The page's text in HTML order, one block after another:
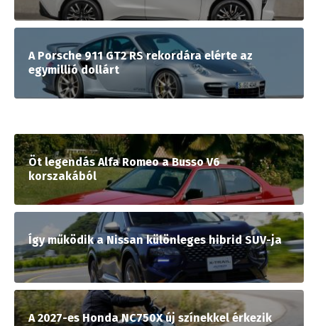
A Porsche 911 GT2 RS rekordára elérte az
egymillió dollárt
Öt legendás Alfa Romeo a Busso V6
korszakából
Így működik a Nissan különleges hibrid SUV-ja
A 2027-es Honda NC750X új színekkel érkezik